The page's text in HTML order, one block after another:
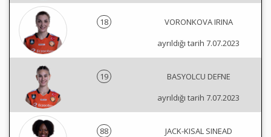
18
VORONKOVA IRINA
ayrıldığı tarih 7.07.2023
19
BASYOLCU DEFNE
ayrıldığı tarih 7.07.2023
88
JACK-KISAL SINEAD